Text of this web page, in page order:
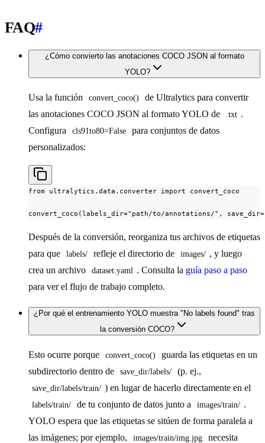
FAQ#
¿Cómo convierto las anotaciones COCO JSON al formato
YOLO?
Usa la función convert_coco()
de Ultralytics para convertir
las anotaciones COCO JSON al formato YOLO de
.txt .
Configura
cls91to80=False
para conjuntos de datos
personalizados:
from ultralytics.data.converter import convert_coco
convert_coco(labels_dir="path/to/annotations/",
Después de la conversión, reorganiza tus archivos de etiquetas
para que
labels/ refleje el directorio de images/ , y luego
crea un archivo
dataset.yaml . Consulta la guía paso a paso
para ver el flujo de trabajo completo.
¿Por qué el entrenamiento YOLO muestra "No labels found" tras
la conversión COCO?
Esto ocurre porque convert_coco()
guarda las etiquetas en un
subdirectorio dentro de
save_dir/labels/ (p. ej.,
save_dir/labels/train/ ) en lugar de hacerlo directamente en el
labels/train/ de tu conjunto de datos junto a images/train/ .
YOLO espera que las etiquetas se sitúen de forma paralela a
las imágenes; por ejemplo,
images/train/img.jpg necesita